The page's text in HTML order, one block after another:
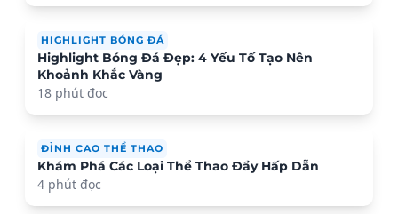
HIGHLIGHT BÓNG ĐÁ
Highlight Bóng Đá Đẹp: 4 Yếu Tố Tạo Nên
Khoảnh Khắc Vàng
18 phút đọc
ĐỈNH CAO THỂ THAO
Khám Phá Các Loại Thể Thao Đầy Hấp Dẫn
4 phút đọc